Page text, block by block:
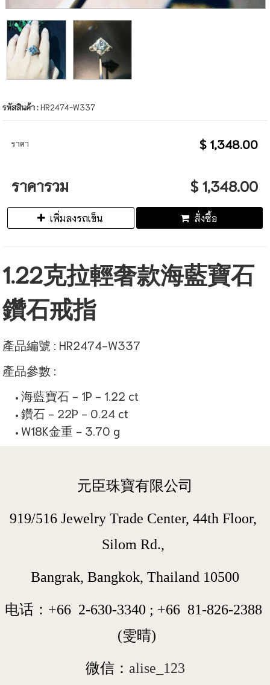
รหัสสินค้า :HR2474-W337
ราคา $ 1,348.00
ราคารวม $ 1,348.00
เพิ่มลงรถเข็น สั่งซื้อ
1.22克拉輕奢款海藍寶石
鑽石戒指
產品編號 : HR2474-W337
產品參數 :
海藍寶石 - 1P - 1.22 ct
鑽石 - 22P - 0.24 ct
W18K金重 - 3.70 g
元臣珠寶有限公司
919/516 Jewelry Trade Center, 44th Floor,
Silom Rd.,
Bangrak, Bangkok, Thailand 10500
电话：+66 2-630-3340 ; +66 81-826-2388
(雯晴)
微信： alise_123